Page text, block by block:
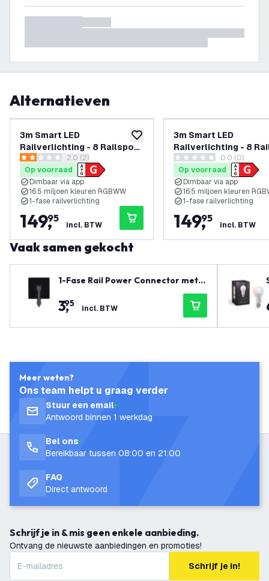
Alternatieven
toevoegen aan verlanglijst
3m Smart LED
Railverlichting - 8 Railspots
- 4.9W - RGB+CCT - Dimbaar
- 1-Fase Railsysteem -
Zwart
reviews drawer openen
2 score sterren2.0 (2)
Op voorraad
Dimbaar via app
16.5 miljoen kleuren RGBWW
1-fase railverlichting
149,
95
incl. BTW
3m Smart LED
Railverlichting - 8
- 4.9W - RGB+CCT -
- 1-Fase
0 score sterren0.0 (0)
Op voorraad
Dimbaar via app
16.5 miljoen kleuren
1-fase railverlichting
149,
95
incl. BTW
Vaak samen gekocht
1-Fase Rail Power Connector met A
3,
95 incl. BTW
Meer weten?
Ons team helpt u graag verder
Stuur een email
Antwoord binnen 1 werkdag
Bel ons
Bereikbaar tussen 08:00 en 21:00
FAQ
Direct antwoord
Schrijf je in & mis geen enkele aanbieding.
Ontvang de nieuwste aanbiedingen en promoties!
Schrijf je in!